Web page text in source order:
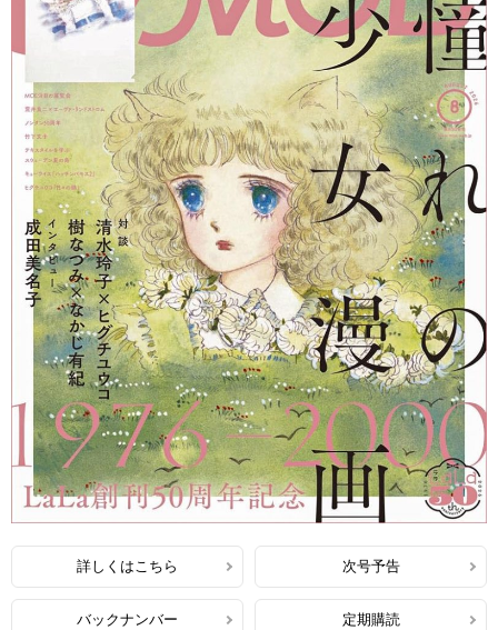
詳しくはこちら 次号予告
バックナンバー 定期購読